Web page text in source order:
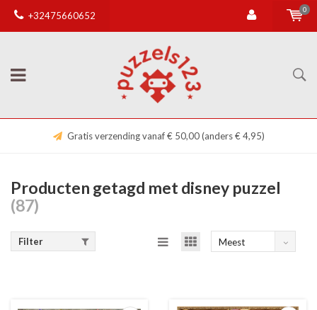
+32475660652
0
Gratis verzending vanaf € 50,00 (anders € 4,95)
Producten getagd met disney puzzel
(87)
Filter
Meest